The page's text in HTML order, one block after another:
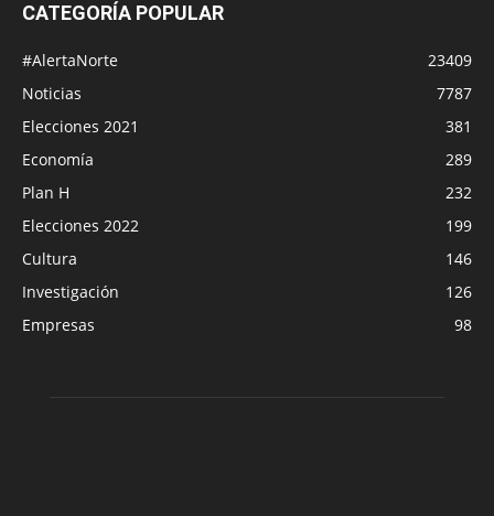
CATEGORÍA POPULAR
#AlertaNorte
23409
Noticias
7787
Elecciones 2021
381
Economía
289
Plan H
232
Elecciones 2022
199
Cultura
146
Investigación
126
Empresas
98